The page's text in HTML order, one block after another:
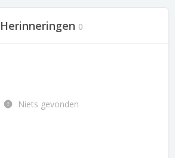
Herinneringen 0
Niets gevonden